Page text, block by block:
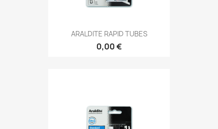
ARALDITE RAPID TUBES
0,00 €